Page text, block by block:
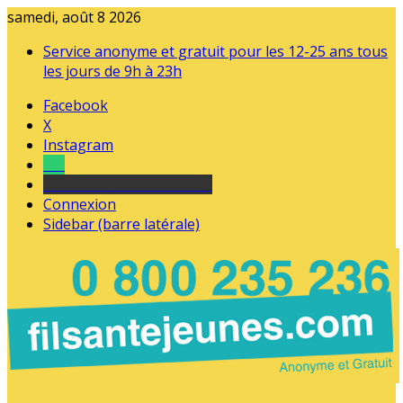
samedi, août 8 2026
Service anonyme et gratuit pour les 12-25 ans tous
les jours de 9h à 23h
Facebook
X
Instagram
Connexion
Sidebar (barre latérale)